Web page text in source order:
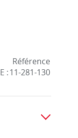
:
Référence
11-281-130